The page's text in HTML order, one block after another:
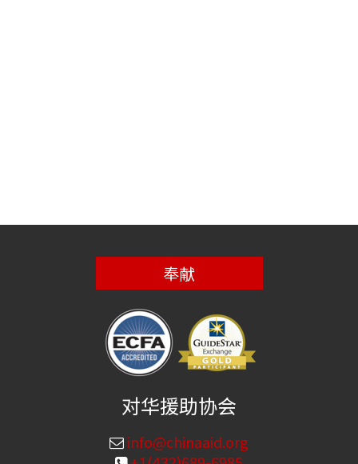
奉献
对华援助协会
info@chinaaid.org